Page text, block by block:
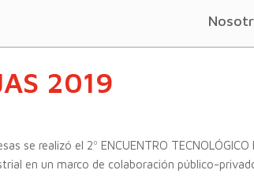
2019
se realizó el 2º ENCUENTRO TECNOLÓGICO
en un marco de colaboración público-